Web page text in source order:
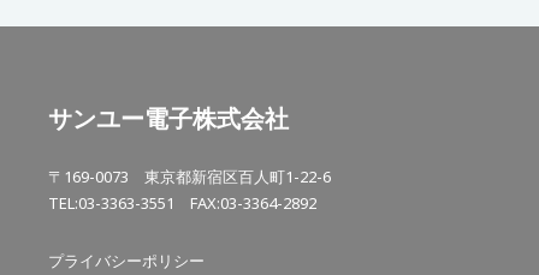
サンユー電子株式会社
〒169-0073 東京都新宿区百人町1-22-6
TEL:03-3363-3551 FAX:03-3364-2892
プライバシーポリシー